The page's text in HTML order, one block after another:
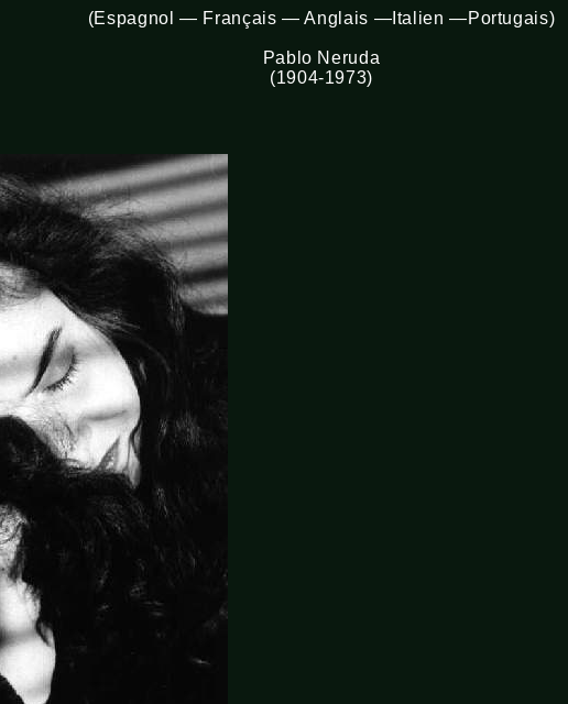
(Espagnol — Français — Anglais —Italien —Portugais)
Pablo Neruda
(1904-1973)